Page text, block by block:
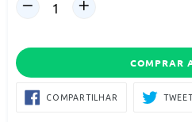
Este organizador deixa de ser um
Alça em Madeira Natural: Além de
alça é ergonômica e resistente,
organizador entre os cômodos com
COMPRAR
COMPARTILHAR COMPARTILHAR
NO